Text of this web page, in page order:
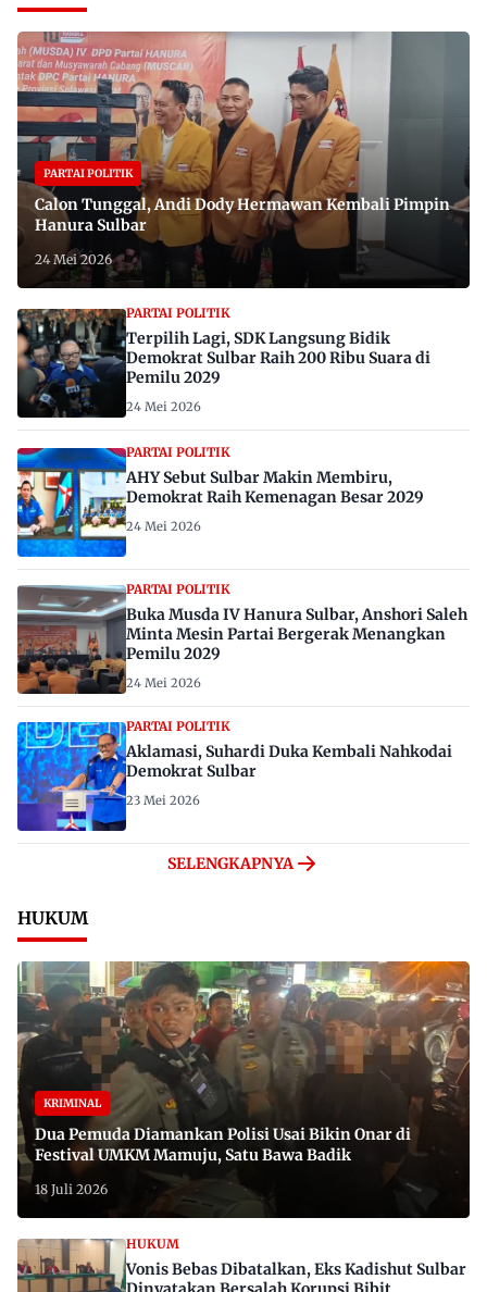
PARTAI POLITIK
Calon Tunggal, Andi Dody Hermawan Kembali Pimpin
Hanura Sulbar
24 Mei 2026
PARTAI POLITIK
Terpilih Lagi, SDK Langsung Bidik
Demokrat Sulbar Raih 200 Ribu Suara di
Pemilu 2029
24 Mei 2026
PARTAI POLITIK
AHY Sebut Sulbar Makin Membiru,
Demokrat Raih Kemenagan Besar 2029
24 Mei 2026
PARTAI POLITIK
Buka Musda IV Hanura Sulbar, Anshori Saleh
Minta Mesin Partai Bergerak Menangkan
Pemilu 2029
24 Mei 2026
PARTAI POLITIK
Aklamasi, Suhardi Duka Kembali Nahkodai
Demokrat Sulbar
23 Mei 2026
SELENGKAPNYA
HUKUM
KRIMINAL
Dua Pemuda Diamankan Polisi Usai Bikin Onar di
Festival UMKM Mamuju, Satu Bawa Badik
18 Juli 2026
HUKUM
Vonis Bebas Dibatalkan, Eks Kadishut Sulbar